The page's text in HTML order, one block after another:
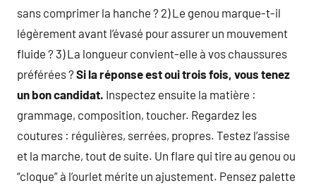
sans comprimer la hanche ? 2) Le genou marque-t-il
légèrement avant l’évasé pour assurer un mouvement
fluide ? 3) La longueur convient-elle à vos chaussures
préférées ? Si la réponse est oui trois fois, vous tenez
un bon candidat. Inspectez ensuite la matière :
grammage, composition, toucher. Regardez les
coutures : régulières, serrées, propres. Testez l’assise
et la marche, tout de suite. Un flare qui tire au genou ou
“cloque” à l’ourlet mérite un ajustement. Pensez palette